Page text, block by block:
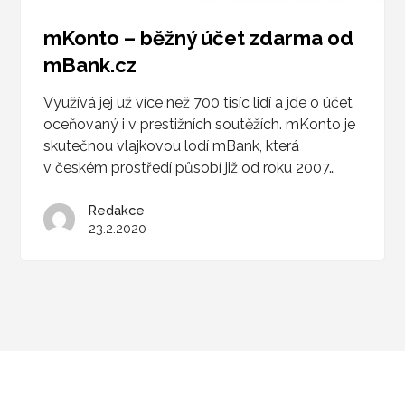
mKonto – běžný účet zdarma od
mBank.cz
Využívá jej už více než 700 tisíc lidí a jde o účet
oceňovaný i v prestižních soutěžích. mKonto je
skutečnou vlajkovou lodí mBank, která
v českém prostředí působí již od roku 2007…
Redakce
23.2.2020